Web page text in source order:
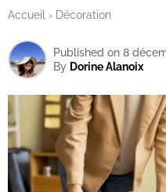
Accueil › Décoration
By Dorine Alanoix
Published on 8